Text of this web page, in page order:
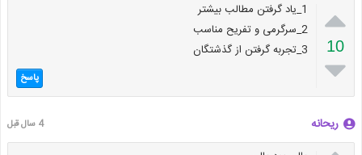

10

1_یاد گرفتن مطالب بیشتر
2_سرگرمی و تفریح مناسب
3_تجربه گرفتن از گذشتگان
پاسخ
ریحانه 4 سال قبل